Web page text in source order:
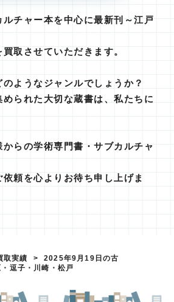
チャー本を中心に最新刊～江戸
取させていただきます。
ようなジャンルでしょうか？
られた大切な蔵書は、私たちに
らの学術専門書・サブカルチャ
頼を心よりお待ち申し上げま
取実績 >
2025年9月19日の古
逗子・川崎・松戸